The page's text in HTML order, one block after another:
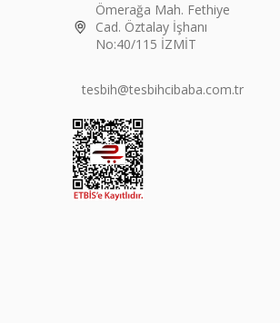
Ömerağa Mah. Fethiye
Cad. Öztalay İşhanı
No:40/115 İZMİT
tesbih@tesbihcibaba.com.tr